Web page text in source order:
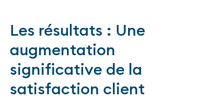
Les résultats : Une
augmentation
significative de la
satisfaction client